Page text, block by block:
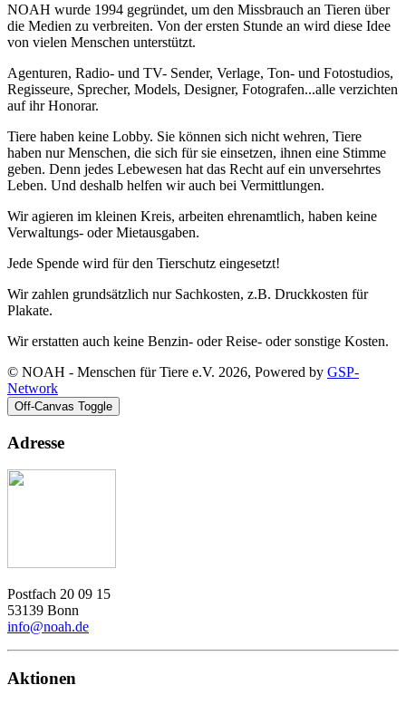
NOAH wurde 1994 gegründet, um den Missbrauch an Tieren über
die Medien zu verbreiten. Von der ersten Stunde an wird diese Idee
von vielen Menschen unterstützt.
Agenturen, Radio- und TV- Sender, Verlage, Ton- und Fotostudios,
Regisseure, Sprecher, Models, Designer, Fotografen...alle verzichten
auf ihr Honorar.
Tiere haben keine Lobby. Sie können sich nicht wehren, Tiere
haben nur Menschen, die sich für sie einsetzen, ihnen eine Stimme
geben. Denn jedes Lebewesen hat das Recht auf ein unversehrtes
Leben. Und deshalb helfen wir auch bei Vermittlungen.
Wir agieren im kleinen Kreis, arbeiten ehrenamtlich, haben keine
Verwaltungs- oder Mietausgaben.
Jede Spende wird für den Tierschutz eingesetzt!
Wir zahlen grundsätzlich nur Sachkosten, z.B. Druckkosten für
Plakate.
Wir erstatten auch keine Benzin- oder Reise- oder sonstige Kosten.
© NOAH - Menschen für Tiere e.V. 2026, Powered by GSP-
Network
Off-Canvas Toggle
Adresse
Postfach 20 09 15
53139 Bonn
info@noah.de
Aktionen